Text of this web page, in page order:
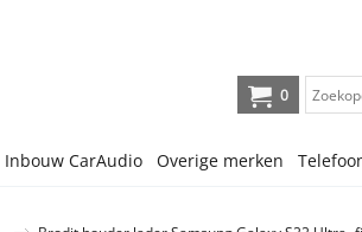
0
Inbouw CarAudio Overige merken